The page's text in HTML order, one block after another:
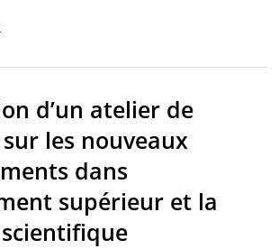
en visite de travail à l’ISM-BTPU d’Aleg
d’un atelier de
les nouveaux
dans
supérieur et la